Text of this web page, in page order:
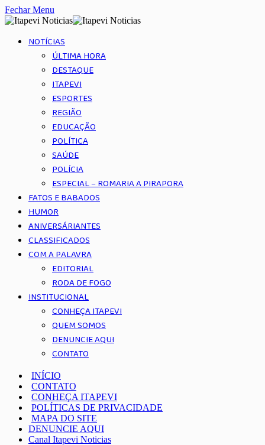
Fechar Menu
NOTÍCIAS
ÚLTIMA HORA
DESTAQUE
ITAPEVI
ESPORTES
REGIÃO
EDUCAÇÃO
POLÍTICA
SAÚDE
POLÍCIA
ESPECIAL – ROMARIA A PIRAPORA
FATOS E BABADOS
HUMOR
ANIVERSÁRIANTES
CLASSIFICADOS
COM A PALAVRA
EDITORIAL
RODA DE FOGO
INSTITUCIONAL
CONHEÇA ITAPEVI
QUEM SOMOS
DENUNCIE AQUI
CONTATO
INÍCIO
CONTATO
CONHEÇA ITAPEVI
POLÍTICAS DE PRIVACIDADE
MAPA DO SITE
DENUNCIE AQUI
Canal Itapevi Noticias